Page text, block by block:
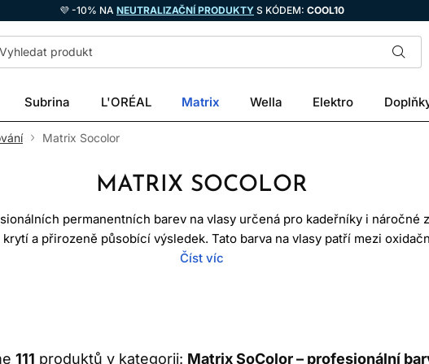
💜 -10% NA NEUTRALIZAČNÍ PRODUKTY S KÓDEM: COOL10
Subrina L'ORÉAL Matrix Wella Elektro
Matrix Socolor
MATRIX SOCOLOR
permanentních barev na vlasy určená pro kadeřníky i náročné
a přirozeně působící výsledek. Tato barva na vlasy patří mezi
a výsledná barva vzniká chemickou reakcí přímo ve vlasovém vlákně.
dosáhnout harmoničtějšího výsledku a lepší kontroly nad nežádoucími
Číst víc
111 produktů v kategorii: Matrix SoColor – profesionální